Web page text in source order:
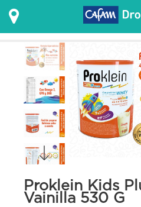
Proklein Kids
Vainilla 530 G